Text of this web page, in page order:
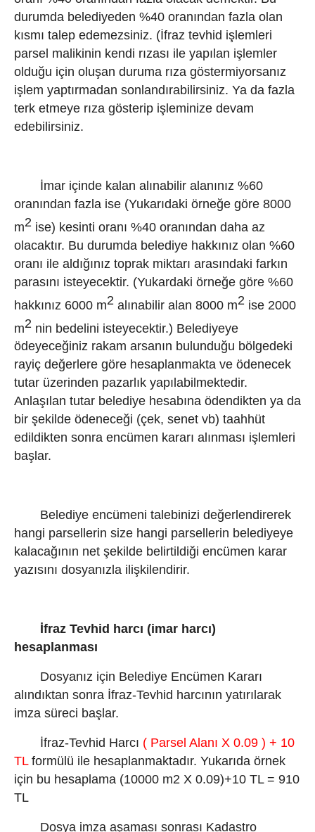
durumda belediyeden %40 oranından fazla olan
kısmı talep edemezsiniz. (İfraz tevhid işlemleri
parsel malikinin kendi rızası ile yapılan işlemler
olduğu için oluşan duruma rıza göstermiyorsanız
işlem yaptırmadan sonlandırabilirsiniz. Ya da fazla
terk etmeye rıza gösterip işleminize devam
edebilirsiniz.
İmar içinde kalan alınabilir alanınız %60
oranından fazla ise (Yukarıdaki örneğe göre 8000
m2 ise) kesinti oranı %40 oranından daha az
olacaktır. Bu durumda belediye hakkınız olan %60
oranı ile aldığınız toprak miktarı arasındaki farkın
parasını isteyecektir. (Yukardaki örneğe göre %60
hakkınız 6000 m2 alınabilir alan 8000 m2 ise 2000
m2 nin bedelini isteyecektir.) Belediyeye
ödeyeceğiniz rakam arsanın bulunduğu bölgedeki
rayiç değerlere göre hesaplanmakta ve ödenecek
tutar üzerinden pazarlık yapılabilmektedir.
Anlaşılan tutar belediye hesabına ödendikten ya da
bir şekilde ödeneceği (çek, senet vb) taahhüt
edildikten sonra encümen kararı alınması işlemleri
başlar.
Belediye encümeni talebinizi değerlendirerek
hangi parsellerin size hangi parsellerin belediyeye
kalacağının net şekilde belirtildiği encümen karar
yazısını dosyanızla ilişkilendirir.
İfraz Tevhid harcı (imar harcı)
hesaplanması
Dosyanız için Belediye Encümen Kararı
alındıktan sonra İfraz-Tevhid harcının yatırılarak
imza süreci başlar.
İfraz-Tevhid Harcı ( Parsel Alanı X 0.09 ) + 10
TLformülü ile hesaplanmaktadır. Yukarıda örnek
için bu hesaplama (10000 m2 X 0.09)+10 TL = 910
TL
Dosya imza aşaması sonrası Kadastro